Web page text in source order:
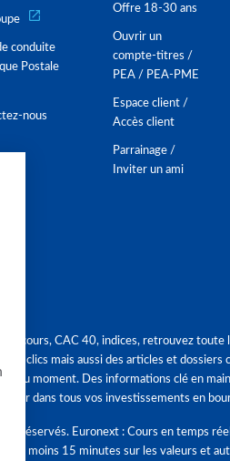
conduite
Postale
nous
Offre 18-30 ans
Ouvrir un
compte-titres /
PEA / PEA-PME
Espace client /
Accès client
Parrainage /
Inviter un ami
cours, CAC 40, indices, retrouvez
clics mais aussi des articles et dossiers
du moment. Des informations clé en
dans tous vos investissements en
réservés. Euronext : Cours en temps
d'au moins 15 minutes sur les valeurs et